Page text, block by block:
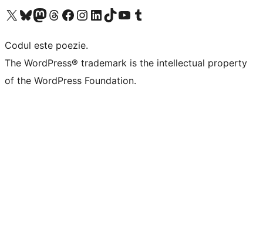
Mergi la contul nostru X (fost Twitter)
Vizitează contul nostru Bluesky
Vizitează contul nostru Mastodon
Vizitează contul nostru Threads
Vizitează pagina noastră Facebook
Vizitează-ne pe Instagram
Vizitează-ne pe LinkedIn
Vizitează contul nostru TikTok
Vizitează canalul nostru YouTube
Vizitează contul nostru Tumblr
Codul este poezie.
The WordPress® trademark is the intellectual property
of the WordPress Foundation.